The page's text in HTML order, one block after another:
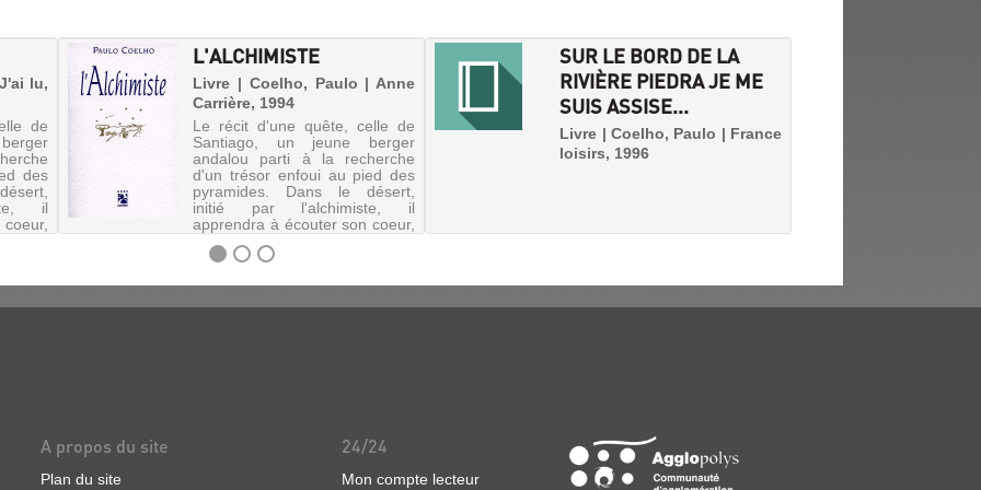
L'ALCHIMISTE
Livre | Coelho, Paulo | Anne
Carrière, 1994
Le récit d'une quête, celle de
Santiago, un jeune berger
andalou parti à la recherche
d'un trésor enfoui au pied des
pyramides. Dans le désert,
initié par l'alchimiste, il
apprendra à écouter son coeur,
SUR LE BORD DE LA
RIVIÈRE PIEDRA JE ME
SUIS ASSISE...
Livre | Coelho, Paulo | France
loisirs, 1996
lu,
de
des
il
A propos du site
Plan du site
24/24
Mon compte lecteur